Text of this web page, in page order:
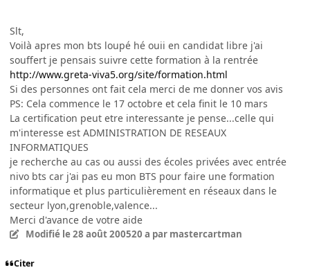
Slt,
Voilà apres mon bts loupé hé ouii en candidat libre j'ai
souffert je pensais suivre cette formation à la rentrée
http://www.greta-viva5.org/site/formation.html
Si des personnes ont fait cela merci de me donner vos avis
PS: Cela commence le 17 octobre et cela finit le 10 mars
La certification peut etre interessante je pense...celle qui
m'interesse est ADMINISTRATION DE RESEAUX
INFORMATIQUES
je recherche au cas ou aussi des écoles privées avec entrée
nivo bts car j'ai pas eu mon BTS pour faire une formation
informatique et plus particulièrement en réseaux dans le
secteur lyon,grenoble,valence...
Merci d'avance de votre aide
Modifié le 28 août 200520 a par mastercartman
Citer